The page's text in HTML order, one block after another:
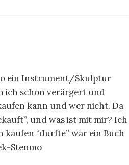
ein Instrument/Skulptur
ich schon verärgert und
kann und wer nicht. Da
und was ist mit mir? Ich
kaufen “durfte” war ein Buch
Stenmo